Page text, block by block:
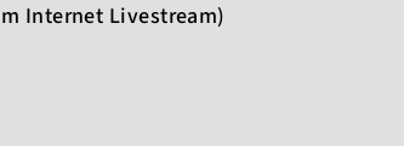
Internet Livestream)